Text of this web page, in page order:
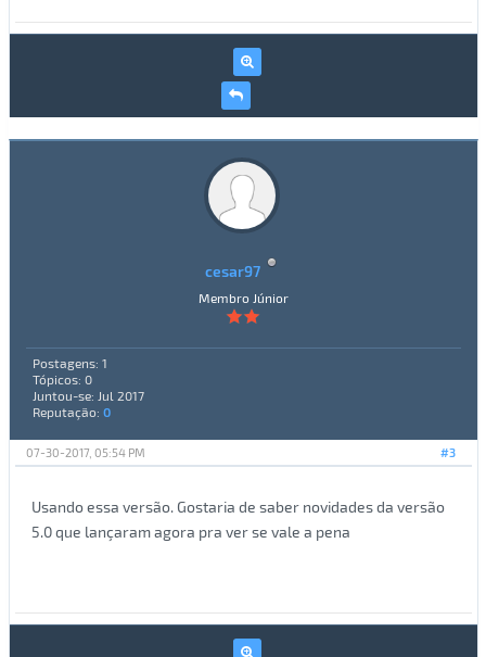
cesar97
Membro Júnior
Postagens: 1
Tópicos: 0
Juntou-se: Jul 2017
Reputação: 0
#3
07-30-2017, 05:54 PM
Usando essa versão. Gostaria de saber novidades da versão
5.0 que lançaram agora pra ver se vale a pena